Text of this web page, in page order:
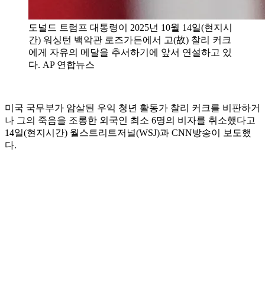
도널드 트럼프 대통령이 2025년 10월 14일(현지시
간) 워싱턴 백악관 로즈가든에서 고(故) 찰리 커크
에게 자유의 메달을 추서하기에 앞서 연설하고 있
다. AP 연합뉴스
미국 국무부가 암살된 우익 청년 활동가 찰리 커크를 비판하거
나 그의 죽음을 조롱한 외국인 최소 6명의 비자를 취소했다고
14일(현지시간) 월스트리트저널(WSJ)과 CNN방송이 보도했
다.